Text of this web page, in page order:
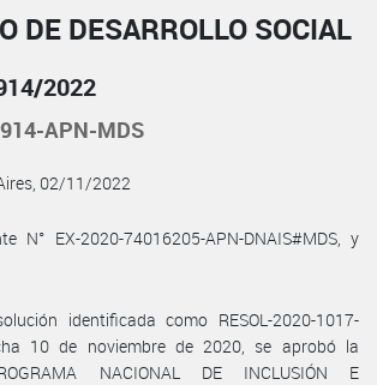
DE DESARROLLO SOCIAL
2022
APN-MDS
02/11/2022
N° EX-2020-74016205-APN-DNAIS#MDS, y
identificada como RESOL-2020-1017-
10 de noviembre de 2020, se aprobó la
NACIONAL DE INCLUSIÓN E